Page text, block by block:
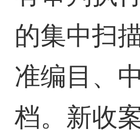
的集中扫
准编目、
档。新收